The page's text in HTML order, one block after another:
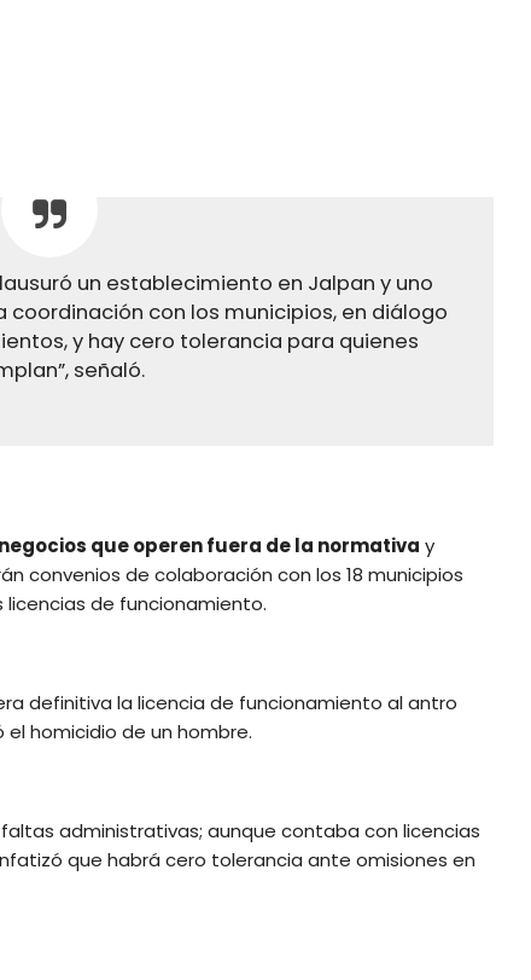
un establecimiento en Jalpan y uno
coordinación con los municipios, en diálogo
y hay cero tolerancia para quienes
señaló.
que operen fuera de la normativa y
convenios de colaboración con los 18 municipios
de funcionamiento.
definitiva la licencia de funcionamiento al antro
homicidio de un hombre.
administrativas; aunque contaba con licencias
que habrá cero tolerancia ante omisiones en